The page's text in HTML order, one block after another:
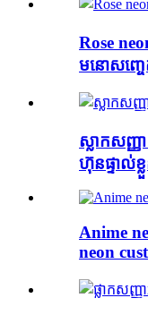
Rose
មនោសញ្ចេ
ស្លាកសញ្
ហ៊ុនផ្ទាល់ខ្
Anime
neon